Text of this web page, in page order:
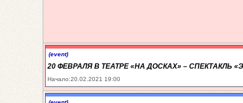
(event)
20 ФЕВРАЛЯ В ТЕАТРЕ «НА ДОСКАХ» – СПЕКТАКЛЬ
Начало:20.02.2021 19:00